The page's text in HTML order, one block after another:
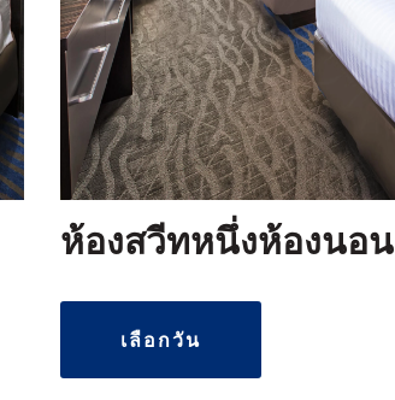
ห้องสวีทหนึ่งห้องนอน
เลือกวัน